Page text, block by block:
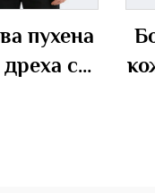
пухена
с